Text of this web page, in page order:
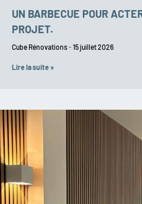
UN BARBECUE POUR
PROJET.
Cube Rénovations 15 juillet 2026
Lire la suite »